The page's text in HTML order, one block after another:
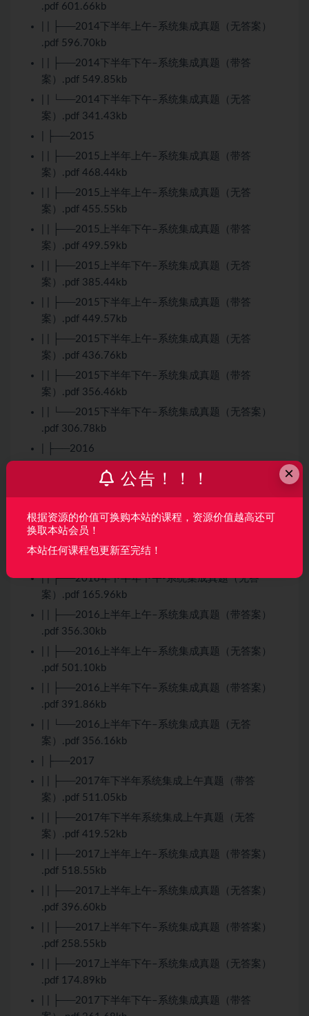
.pdf 601.66kb
| | ├──2014下半年上午–系统集成真题（无答案）
.pdf 596.70kb
| | ├──2014下半年下午–系统集成真题（带答
案）.pdf 549.85kb
| | └──2014下半年下午–系统集成真题（无答
案）.pdf 341.43kb
| ├──2015
| | ├──2015上半年上午–系统集成真题（带答
案）.pdf 468.44kb
| | ├──2015上半年上午–系统集成真题（无答
案）.pdf 455.55kb
| | ├──2015上半年下午–系统集成真题（带答
案）.pdf 499.59kb
| | ├──2015上半年下午–系统集成真题（无答
案）.pdf 385.44kb
| | ├──2015下半年上午–系统集成真题（带答
案）.pdf 449.57kb
| | ├──2015下半年上午–系统集成真题（无答
案）.pdf 436.76kb
| | ├──2015下半年下午–系统集成真题（带答
案）.pdf 356.46kb
| | └──2015下半年下午–系统集成真题（无答案）
.pdf 306.78kb
| ├──2016
| | ├──2016年下半年上午-系统集成真题（带答
案）.pdf 687.60kb
案）.pdf 490.94kb
案）.pdf 193.87kb
| | ├──2016年下半年下午-系统集成真题（无答
案）.pdf 165.96kb
| | ├──2016上半年上午–系统集成真题（带答案）
.pdf 356.30kb
| | ├──2016上半年上午–系统集成真题（无答案）
.pdf 501.10kb
| | ├──2016上半年下午–系统集成真题（带答案）
.pdf 391.86kb
| | └──2016上半年下午–系统集成真题（无答
案）.pdf 356.16kb
| ├──2017
| | ├──2017年下半年系统集成上午真题（带答
案）.pdf 511.05kb
| | ├──2017年下半年系统集成上午真题（无答
案）.pdf 419.52kb
| | ├──2017上半年上午–系统集成真题（带答案）
.pdf 518.55kb
| | ├──2017上半年上午–系统集成真题（无答案）
.pdf 396.60kb
| | ├──2017上半年下午–系统集成真题（带答案）
.pdf 258.55kb
| | ├──2017上半年下午–系统集成真题（无答案）
.pdf 174.89kb
| | ├──2017下半年下午–系统集成真题（带答
×
公告！！！
根据资源的价值可换购本站的课程，资源价值越高还可
换取本站会员！
本站任何课程包更新至完结！